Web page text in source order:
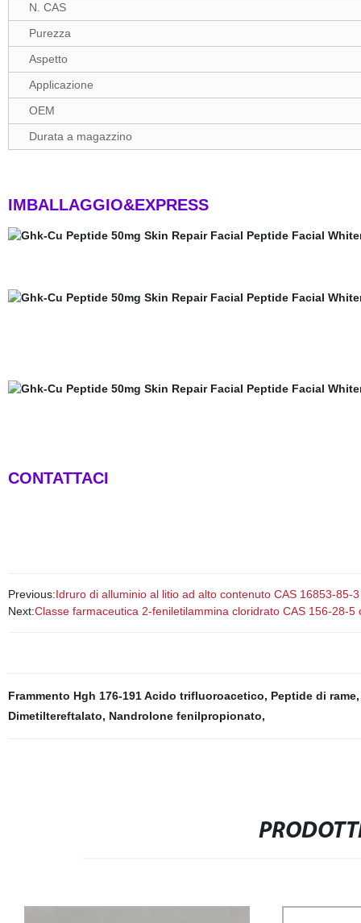
N. CAS
Purezza
Aspetto
Applicazione
OEM
Durata a magazzino
IMBALLAGGIO&EXPRESS
CONTATTACI
Previous:Idruro di alluminio al litio ad alto contenuto CAS 16853-85-3
Next:Classe farmaceutica 2-feniletilammina cloridrato CAS 156-28-5
Frammento Hgh 176-191 Acido trifluoroacetico, Peptide di rame
Dimetiltereftalato, Nandrolone fenilpropionato,